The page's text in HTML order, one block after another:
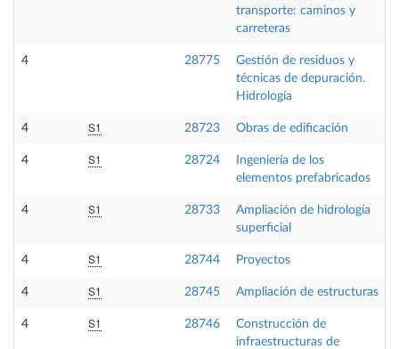
transporte: caminos y
carreteras
4 28775
Gestión de residuos y
técnicas de depuración.
Hidrología
4 S1 28723 Obras de edificación
4 S1 28724
Ingeniería de los
elementos prefabricados
4 S1 28733
Ampliación de hidrología
superficial
4 S1 28744 Proyectos
4 S1 28745 Ampliación de estructuras
4 S1 28746
Construcción de
infraestructuras de